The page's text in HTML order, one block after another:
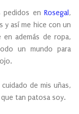
pedidos en Rosegal ,
y así me hice con un
además de ropa,
un mundo para
de mis uñas,
que tan patosa soy.